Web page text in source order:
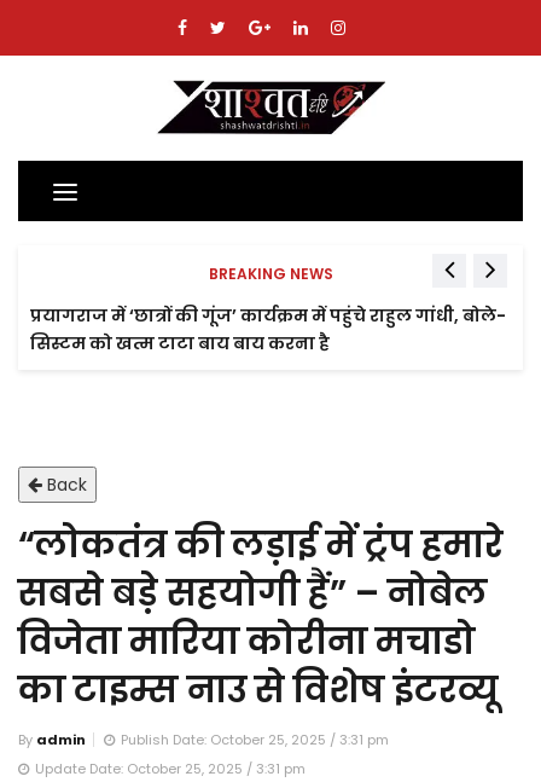
Toggle
navigation
BREAKING NEWS
प्रयागराज में ‘छात्रों की गूंज’ कार्यक्रम में पहुंचे राहुल गांधी, बोले-
सिस्टम को खत्म टाटा बाय बाय करना है
Back
“लोकतंत्र की लड़ाई में ट्रंप हमारे
सबसे बड़े सहयोगी हैं” – नोबेल
विजेता मारिया कोरीना मचाडो
का टाइम्स नाउ से विशेष इंटरव्यू
By admin
Publish Date: October 25, 2025 / 3:31 pm
Update Date: October 25, 2025 / 3:31 pm